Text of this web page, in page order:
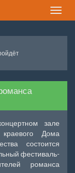
Toggle
зале
краевого Дома
состоится
фестиваль-
романса